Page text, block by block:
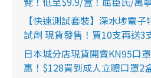
【快速測試套裝】深水埗電
試劑 現貨發售！買10支再送3
日本城分店現貨開賣KN95口
惠！$128買到成人立體口罩2